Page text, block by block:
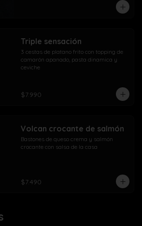
Triple sensación
3 cestas de platano frito con topping de
camarón apanado, pasta dinamica y
ceviche
$7.990
Volcan crocante de salmón
Bastones de queso crema y salmón
crocante con salsa de la casa
$7.490